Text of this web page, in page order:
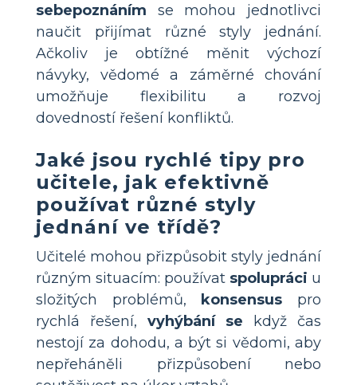
sebepoznáním se mohou jednotlivci
naučit přijímat různé styly jednání.
Ačkoliv je obtížné měnit výchozí
návyky, vědomé a záměrné chování
umožňuje flexibilitu a rozvoj
dovedností řešení konfliktů.
Jaké jsou rychlé tipy pro
učitele, jak efektivně
používat různé styly
jednání ve třídě?
Učitelé mohou přizpůsobit styly jednání
různým situacím: používat spolupráci u
složitých problémů,
konsensus pro
rychlá řešení, vyhýbání se když čas
nestojí za dohodu, a být si vědomi, aby
nepřeháněli přizpůsobení nebo